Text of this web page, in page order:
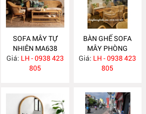
SOFA MÂY TỰ
NHIÊN MA638
Giá: LH - 0938 423
805
BÀN GHẾ SOFA
MÂY PHÒNG
KHÁCH HIỆN ĐẠI
MA637
Giá: LH - 0938 423
805